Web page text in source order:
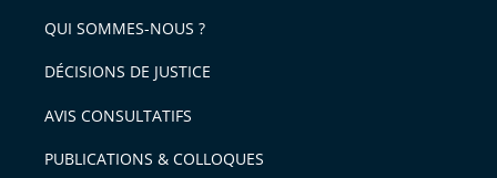
arriver
après
l'article
pour
avant
QUI SOMMES-NOUS ?
DÉCISIONS DE JUSTICE
AVIS CONSULTATIFS
PUBLICATIONS & COLLOQUES